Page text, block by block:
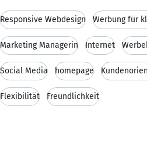
Responsive Webdesign Werbung für
Marketing Managerin Internet
Social Media homepage
Flexibilität Freundlichkeit